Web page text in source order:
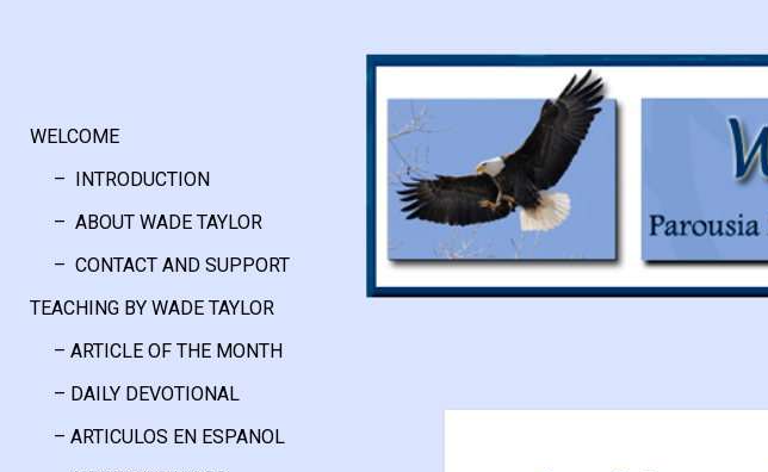
WELCOME
– INTRODUCTION
– ABOUT WADE TAYLOR
– CONTACT AND SUPPORT
TEACHING BY WADE TAYLOR
– ARTICLE OF THE MONTH
– DAILY DEVOTIONAL
– ARTICULOS EN ESPANOL